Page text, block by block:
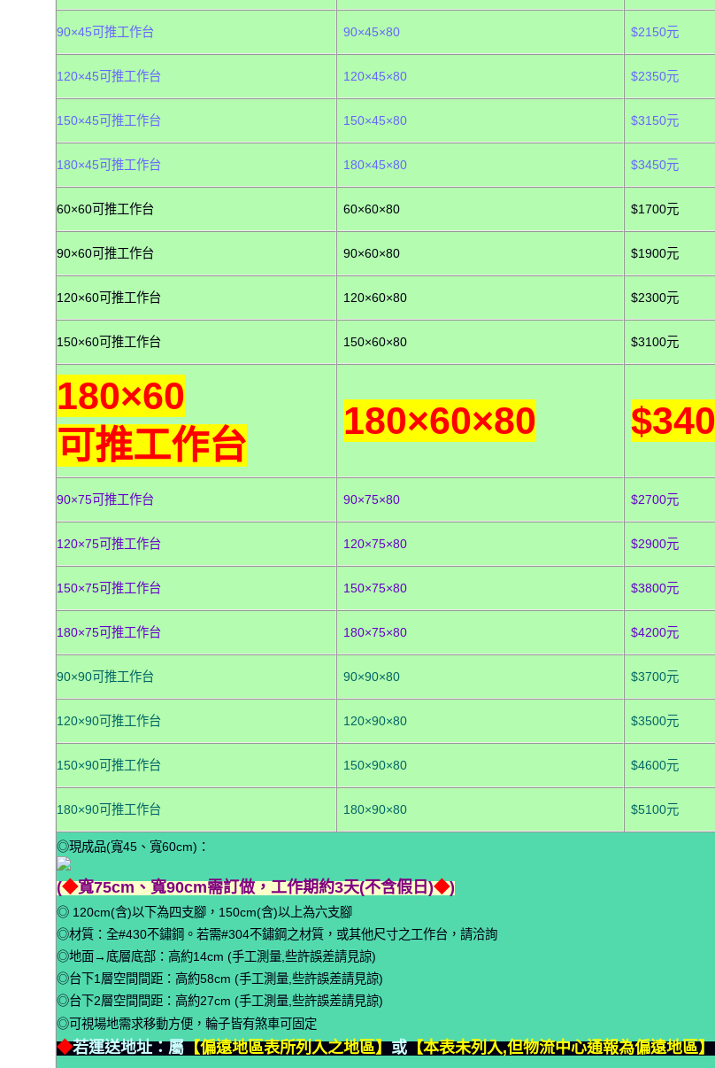
90×45可推工作台 90×45×80 $2150元
120×45可推工作台 120×45×80 $2350元
150×45可推工作台 150×45×80 $3150元
180×45可推工作台 180×45×80 $3450元
60×60可推工作台 60×60×80 $1700元
90×60可推工作台 90×60×80 $1900元
120×60可推工作台 120×60×80 $2300元
150×60可推工作台 150×60×80 $3100元
180×60
可推工作台
180×60×80
90×75可推工作台 90×75×80 $2700元
120×75可推工作台 120×75×80 $2900元
150×75可推工作台 150×75×80 $3800元
180×75可推工作台 180×75×80 $4200元
90×90可推工作台 90×90×80 $3700元
120×90可推工作台 120×90×80 $3500元
150×90可推工作台 150×90×80 $4600元
180×90可推工作台 180×90×80 $5100元
◎現成品(寬45、寬60cm)：
(◆寬75cm、寬90cm需訂做，工作期約3天(不含假日)◆)
◎ 120cm(含)以下為四支腳，150cm(含)以上為六支腳
◎材質：全#430不鏽鋼。若需#304不鏽鋼之材質，或其他尺寸之工作台，請洽詢
◎地面→底層底部：高約14cm (手工測量,些許誤差請見諒)
◎台下1層空間間距：高約58cm (手工測量,些許誤差請見諒)
◎台下2層空間間距：高約27cm (手工測量,些許誤差請見諒)
◎可視場地需求移動方便，輪子皆有煞車可固定
◆若運送地址：屬【偏遠地區表所列入之地區】或【本表未列入,但物流中心通報為偏遠地區】